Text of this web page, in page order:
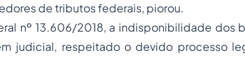
de tributos federais, piorou.
nº 13.606/2018, a indisponibilidade dos
judicial, respeitado o devido processo